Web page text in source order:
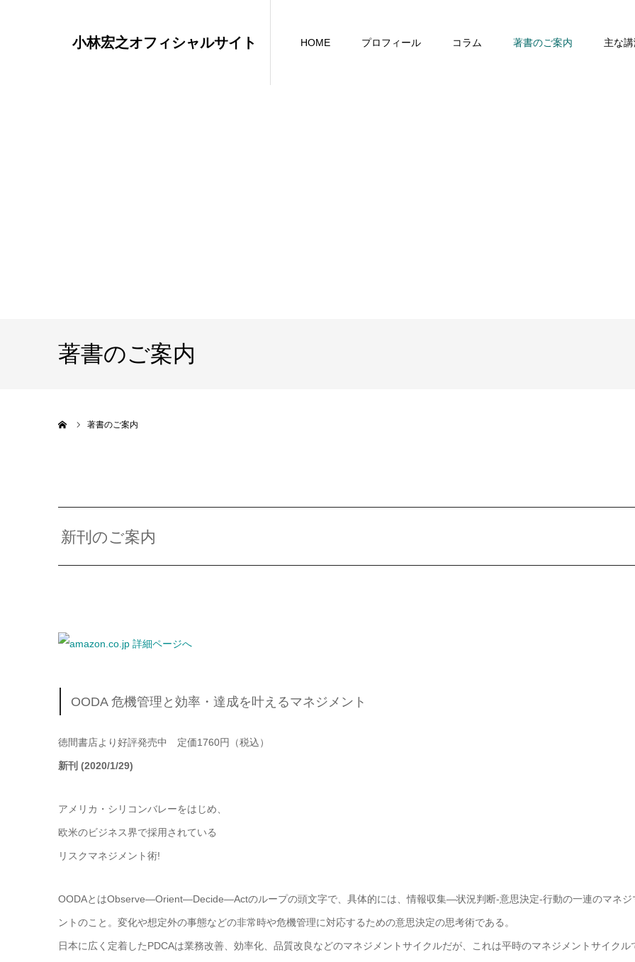
小林宏之オフィシャルサイト HOME プロフィール コラム 著書のご案内 主な
著書のご案内
著書のご案内
新刊のご案内
OODA 危機管理と効率・達成を叶えるマネジメント
徳間書店より好評発売中 定価1760円（税込）
新刊 (2020/1/29)
アメリカ・シリコンバレーをはじめ、
欧米のビジネス界で採用されている
リスクマネジメント術!
OODAとはObserve―Orient―Decide―Actのループの頭文字で、具体的には、情報収集―状況判断-意思決定-行動の一連のマネジ
ントのこと。変化や想定外の事態などの非常時や危機管理に対応するための意思決定の思考術である。
日本に広く定着したPDCAは業務改善、効率化、品質改良などのマネジメントサイクルだが、これは平時のマネジメントサイクル